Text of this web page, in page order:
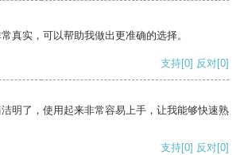
真实，可以帮助我做出更准确的选择。
支持[0] 反对[0]
明了，使用起来非常容易上手，让我能够快速熟
支持[0] 反对[0]